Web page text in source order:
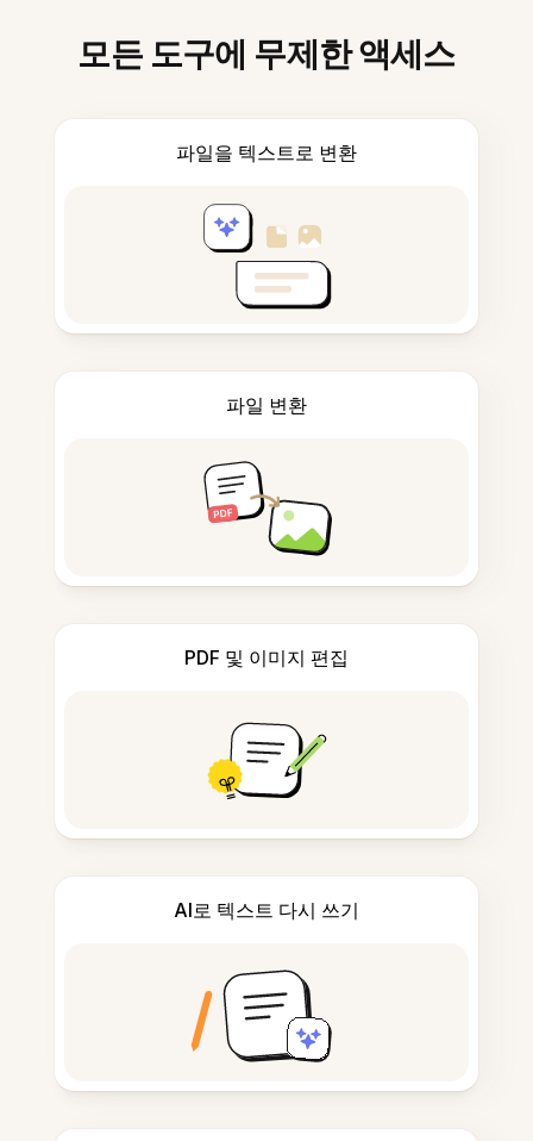
모든 도구에 무제한 액세스
파일을 텍스트로 변환
파일 변환
PDF 및 이미지 편집
AI로 텍스트 다시 쓰기